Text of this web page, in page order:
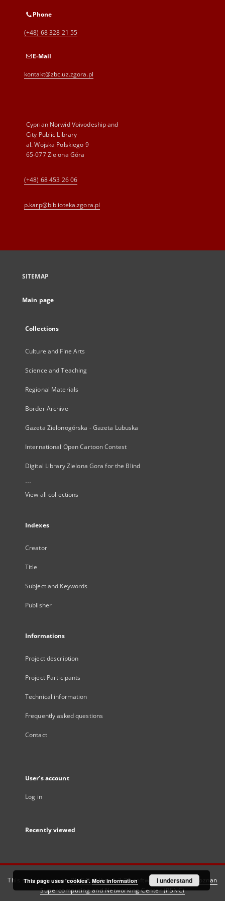
Phone
(+48) 68 328 21 55
E-Mail
kontakt@zbc.uz.zgora.pl
Cyprian Norwid Voivodeship and
City Public Library
al. Wojska Polskiego 9
65-077 Zielona Góra
(+48) 68 453 26 06
p.karp@biblioteka.zgora.pl
SITEMAP
Main page
Collections
Culture and Fine Arts
Science and Teaching
Regional Materials
Border Archive
Gazeta Zielonogórska - Gazeta Lubuska
International Open Cartoon Contest
Digital Library Zielona Gora for the Blind
...
View all collections
Indexes
Creator
Title
Subject and Keywords
Publisher
Informations
Project description
Project Participants
Technical information
Frequently asked questions
Contact
User's account
Log in
Recently viewed
This service runs onDInGO dLibra 6.3.21software created by
Poznan
Supercomputing and Networking Center (PSNC)
This page uses 'cookies'. More information I understand